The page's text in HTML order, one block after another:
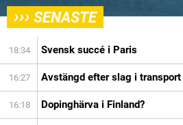
››› SENASTE
18:34 Svensk succé i Paris
16:27 Avstängd efter slag i transport
16:18 Dopinghärva i Finland?